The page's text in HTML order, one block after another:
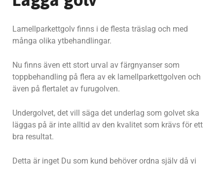
Lamellparkettgolv finns i de flesta träslag och med
många olika ytbehandlingar.
Nu finns även ett stort urval av färgnyanser som
toppbehandling på flera av ek lamellparkettgolven och
även på flertalet av furugolven.
Undergolvet, det vill säga det underlag som golvet ska
läggas på är inte alltid av den kvalitet som krävs för ett
bra resultat.
Detta är inget Du som kund behöver ordna själv då vi